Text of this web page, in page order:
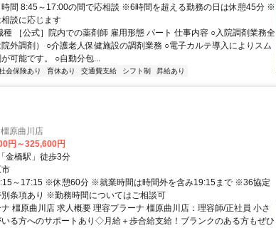
時間 8:45～17:00の間で応相談 ※6時間を超える勤務の日は休憩45分 ※
談に応じます
種 ［公式］院内での薬剤師 雇用形態 パート 仕事内容 ○入院調剤業務全
外調剤） ○介護老人保健施設の調剤業務 ○電子カルテ導入によりスム
可能です。 ○自動分包...
会保険あり 育休あり 交通費支給 シフト制 昇給あり
原曲川店
円～325,600円
金橋駅」徒歩3分
～17:15 ※休憩60分 ※就業時間は時間外を含み19:15まで ※36協定
別条項あり ※勤務時間についてはご相談可
橿原曲川店 求人概要 理容プラーナ 橿原曲川店：理容師/正社員 小さ
る方へのサポートあり◇月給＋歩合給支給！ブランクのある方もぜひ